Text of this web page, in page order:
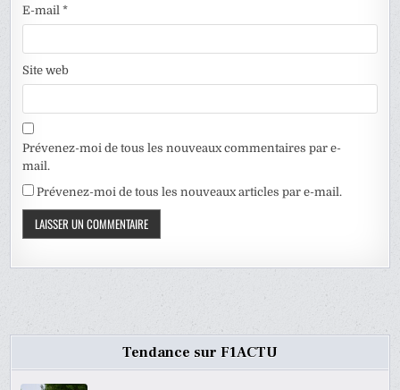
E-mail*
Site web
Prévenez-moi de tous les nouveaux commentaires par e-
mail.
Prévenez-moi de tous les nouveaux articles par e-mail.
Tendance sur F1ACTU